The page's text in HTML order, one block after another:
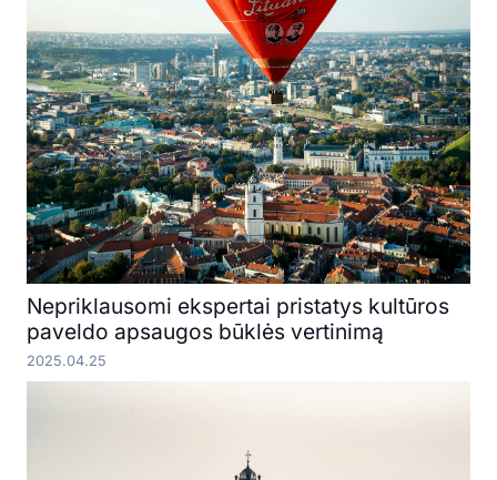
Nepriklausomi ekspertai pristatys kultūros
paveldo apsaugos būklės vertinimą
2025.04.25